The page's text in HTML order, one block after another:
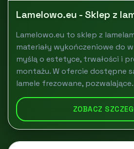
Lamelowo.eu - Sklep z
Lamelowo.eu to sklep z
materiały wykończeniowe do
myślą o estetyce, trwałości i
montażu. W ofercie dostępne
lamele frezowane,
ZOBACZ